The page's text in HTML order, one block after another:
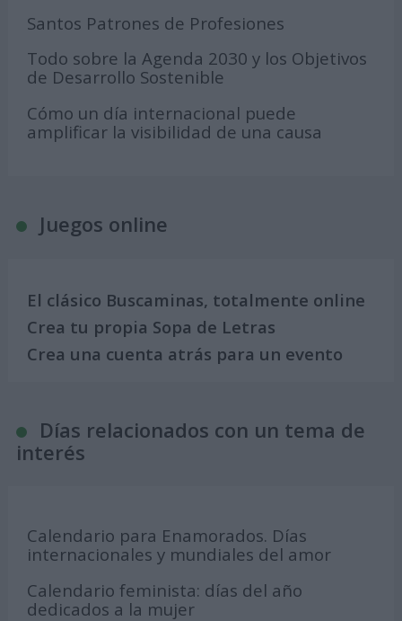
Santos Patrones de Profesiones
Todo sobre la Agenda 2030 y los Objetivos
de Desarrollo Sostenible
Cómo un día internacional puede
amplificar la visibilidad de una causa
Juegos online
El clásico Buscaminas, totalmente online
Crea tu propia Sopa de Letras
Crea una cuenta atrás para un evento
Días relacionados con un tema de
interés
Calendario para Enamorados. Días
internacionales y mundiales del amor
Calendario feminista: días del año
dedicados a la mujer